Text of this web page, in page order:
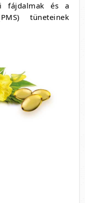
fájdalmak és a
tüneteinek